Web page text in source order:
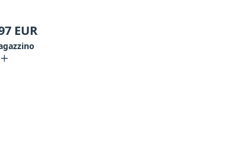
EUR